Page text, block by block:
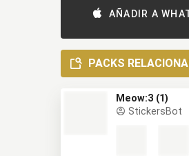
AÑADIR A
PACKS
Meow:3 (1)
StickersBot